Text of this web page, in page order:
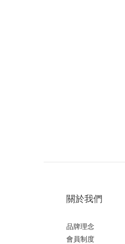
關於我們
品牌理念
會員制度